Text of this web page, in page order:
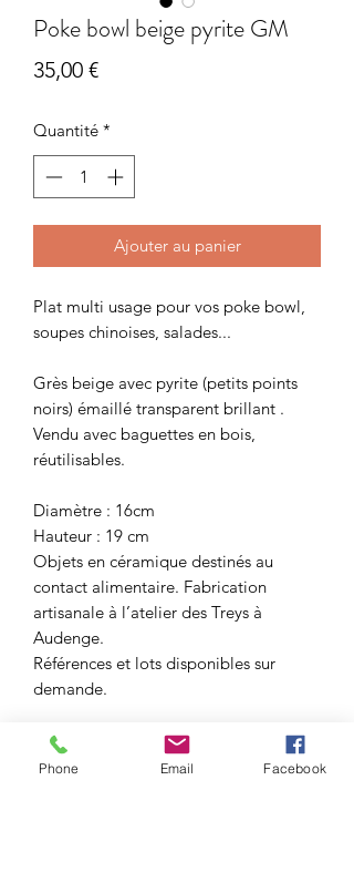
Poke bowl beige pyrite GM
35,00 €Prix
Quantité *
Ajouter au panier
Plat multi usage pour vos poke bowl,
soupes chinoises, salades...
Grès beige avec pyrite (petits points
noirs) émaillé transparent brillant .
Vendu avec baguettes en bois,
réutilisables.
Diamètre : 16cm
Hauteur : 19 cm
Objets en céramique destinés au
contact alimentaire. Fabrication
artisanale à l’atelier des Treys à
Audenge.
Références et lots disponibles sur
demande.
Phone Email Facebook